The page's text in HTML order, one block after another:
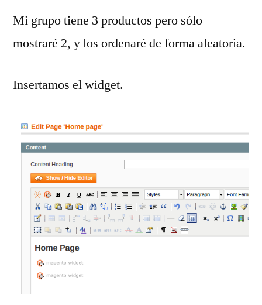
Mi grupo tiene 3 productos pero sólo
mostraré 2, y los ordenaré de forma aleatoria.
Insertamos el widget.